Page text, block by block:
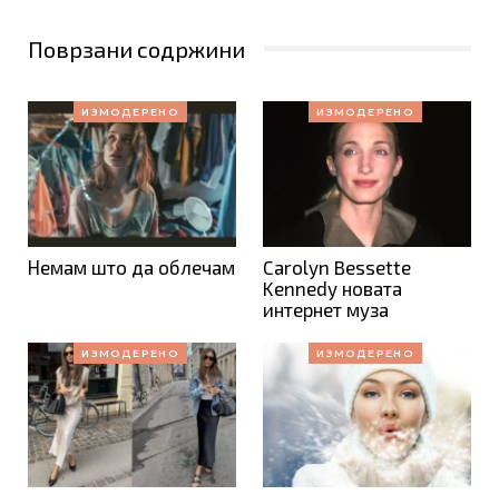
Поврзани содржини
ИЗМОДЕРЕНО
Немам што да облечам
ИЗМОДЕРЕНО
Carolyn Bessette
Kennedy новата
интернет муза
ИЗМОДЕРЕНО ИЗМОДЕРЕНО